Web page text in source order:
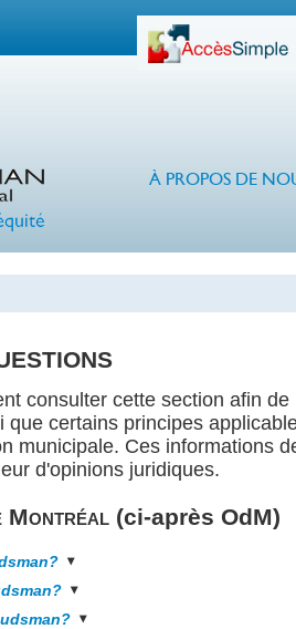
À PROPOS DE
consulter cette section afin
que certains principes
municipale. Ces informations
d'opinions juridiques.
Montréal (ci-après OdM)